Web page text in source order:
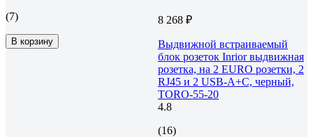
(7)
В корзину
8 268 ₽
Выдвижной встраиваемый
блок розеток Inrior выдвижная
розетка, на 2 EURO розетки, 2
RJ45 и 2 USB-A+C, черный,
TORO-55-20
4.8
(16)